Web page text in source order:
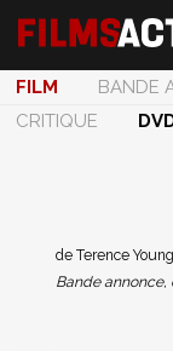
FILM BANDE
CRITIQUE
de Terence
Bande annonce,